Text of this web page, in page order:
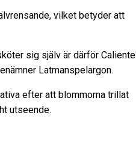
vilket betyder att
sig själv är därför Caliente
Latmanspelargon.
efter att blommorna trillat
utseende.